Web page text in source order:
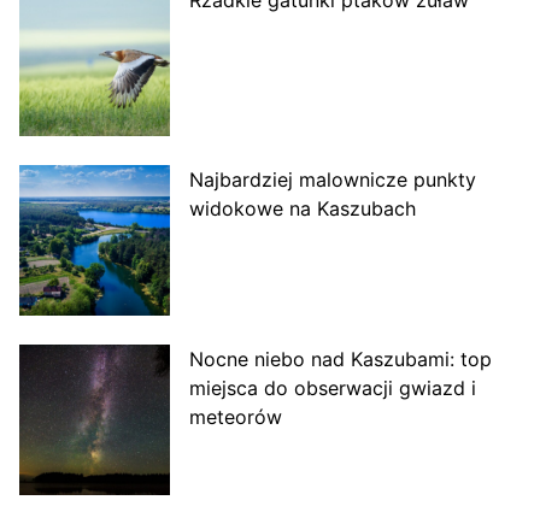
Najbardziej malownicze punkty
widokowe na Kaszubach
Nocne niebo nad Kaszubami: top
miejsca do obserwacji gwiazd i
meteorów